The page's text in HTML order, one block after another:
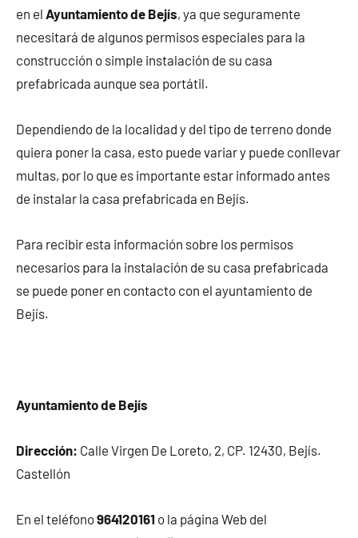
en el Ayuntamiento de Bejís, ya que seguramente
necesitará de algunos permisos especiales para la
construcción o simple instalación de su casa
prefabricada aunque sea portátil.
Dependiendo de la localidad y del tipo de terreno donde
quiera poner la casa, esto puede variar y puede conllevar
multas, por lo que es importante estar informado antes
de instalar la casa prefabricada en Bejís.
Para recibir esta información sobre los permisos
necesarios para la instalación de su casa prefabricada
se puede poner en contacto con el ayuntamiento de
Bejís.
Ayuntamiento de Bejís
Dirección: Calle Virgen De Loreto, 2, CP. 12430, Bejís.
Castellón
En el teléfono964120161 o la página Web del